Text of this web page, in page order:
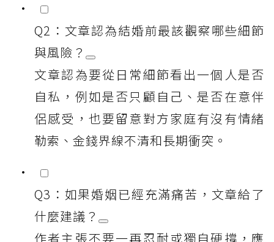
Q2：文章認為結婚前最該觀察哪些細節
與風險？
文章認為要從日常細節看出一個人是否
自私，例如是否只顧自己、是否在意伴
侶感受，也要留意對方家庭有沒有情緒
勒索、金錢界線不清和長期衝突。
Q3：如果婚姻已經充滿痛苦，文章給了
什麼建議？
作者主張不要一再忍耐或獨自硬撐，應